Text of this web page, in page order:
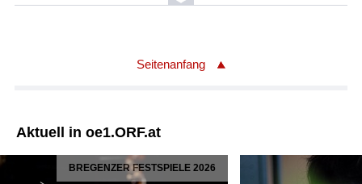
Titel: La sera sper il lag (Abend am See)
Titel: Sinfonie Nr. 3 in Es-Dur Op. 55 "Eroica"
Ausführende: Orchestre de la Suisse Romande, Daniele
Gatti (Leitung)
Seitenanfang
Aktuell in oe1.ORF.at
BREGENZER FESTSPIELE 2026